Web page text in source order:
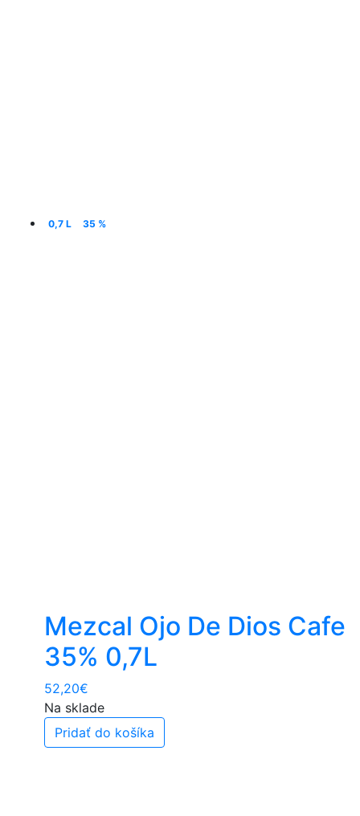
0,7 L 35 %
Mezcal Ojo De Dios Cafe
35% 0,7L
52,20€
Na sklade
Pridať do košíka